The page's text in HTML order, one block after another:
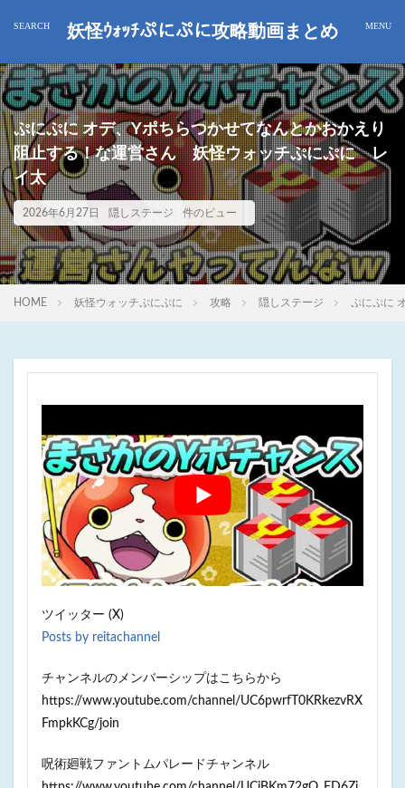
妖怪ｳｫｯﾁぷにぷに攻略動画まとめ
ぷにぷに オデ、Yポちらつかせてなんとかおかえり
阻止する！な運営さん 妖怪ウォッチぷにぷに レ
イ太
2026年6月27日 隠しステージ 件のビュー
HOME 妖怪ウォッチぷにぷに 攻略 隠しステージ ぷにぷに
ツイッター (X)
Posts by reitachannel
チャンネルのメンバーシップはこちらから
https://www.youtube.com/channel/UC6pwrfT0KRkezvRX
FmpkKCg/join
呪術廻戦ファントムパレードチャンネル